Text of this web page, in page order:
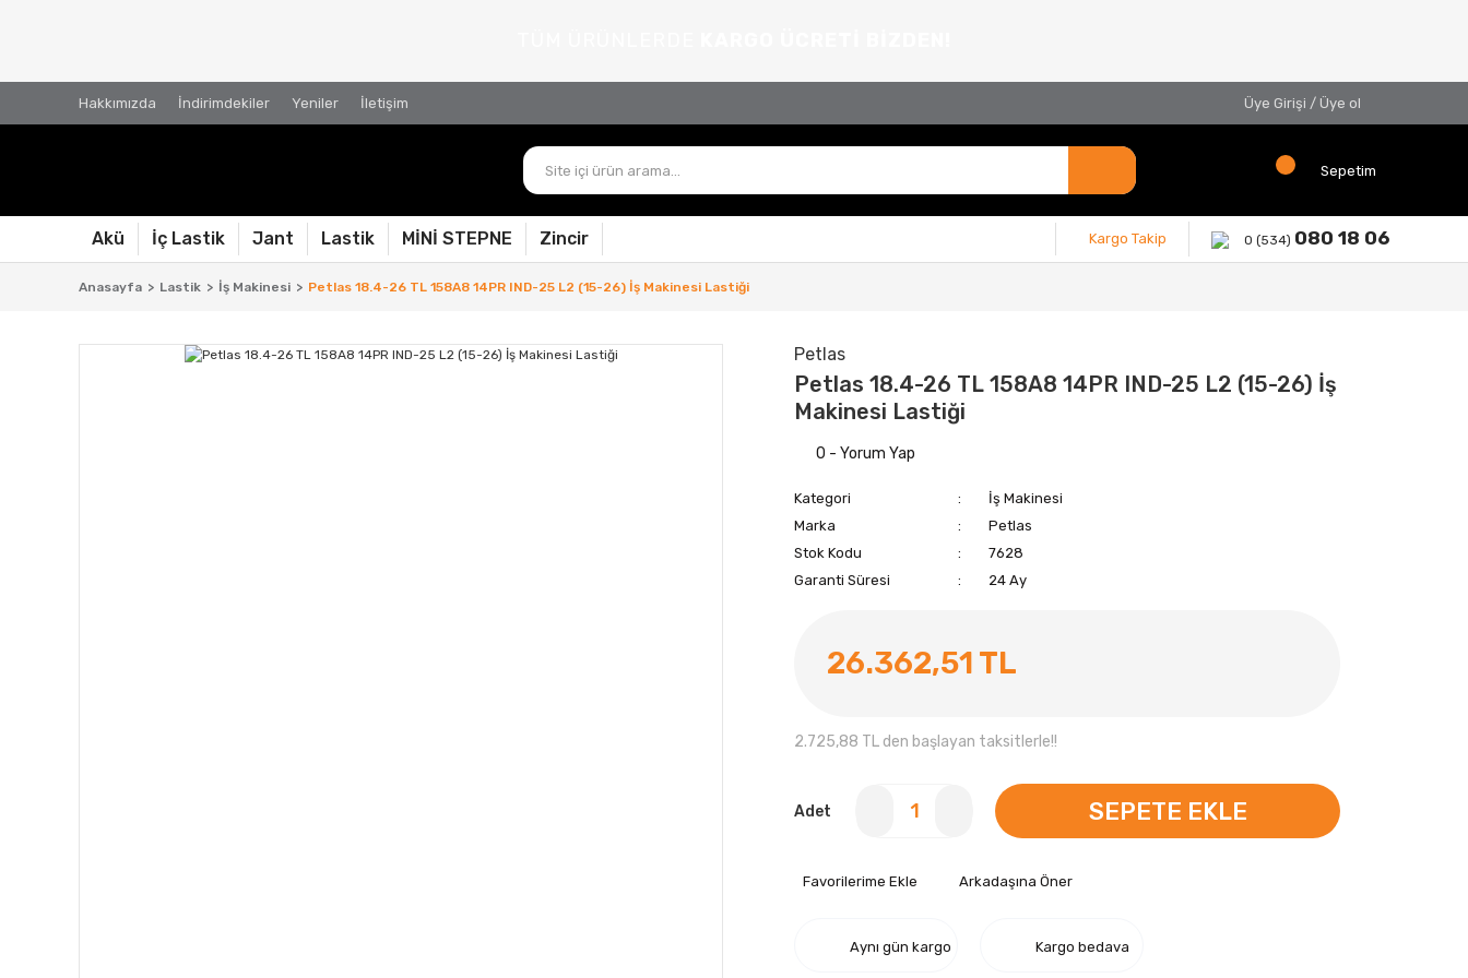
Hakkımızda İndirimdekiler Yeniler İletişim Üye Girişi / Üye ol
Sepetim
Akü İç Lastik Jant Lastik MİNİ STEPNE Zincir Kargo Takip 0 (534) 080 18 06
Anasayfa Lastik İş Makinesi Petlas 18.4-26 TL 158A8 14PR IND-25 L2 (15-26) İş Makinesi Lastiği
Petlas
Petlas 18.4-26 TL 158A8 14PR IND-25 L2 (15-26) İş
Makinesi Lastiği
0 - Yorum Yap
Kategori
İş Makinesi
Marka
Petlas
Stok Kodu
7628
Garanti Süresi
24 Ay
26.362,51 TL
2.725,88 TL den başlayan taksitlerle!!
Adet SEPETE EKLE
Arkadaşına Öner
Aynı gün kargo Kargo bedava